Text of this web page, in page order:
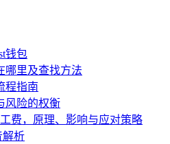
钱包
哪里及查找方法
程指南
风险的权衡
费，原理、影响与应对策略
解析